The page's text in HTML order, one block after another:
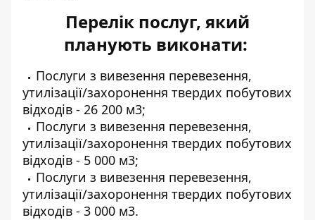
Перелік послуг, який
планують виконати:
Послуги з вивезення перевезення,
утилізації/захоронення твердих побутових
відходів - 26 200 м3;
Послуги з вивезення перевезення,
утилізації/захоронення твердих побутових
відходів - 5 000 м3;
Послуги з вивезення перевезення,
утилізації/захоронення твердих побутових
відходів - 3 000 м3.